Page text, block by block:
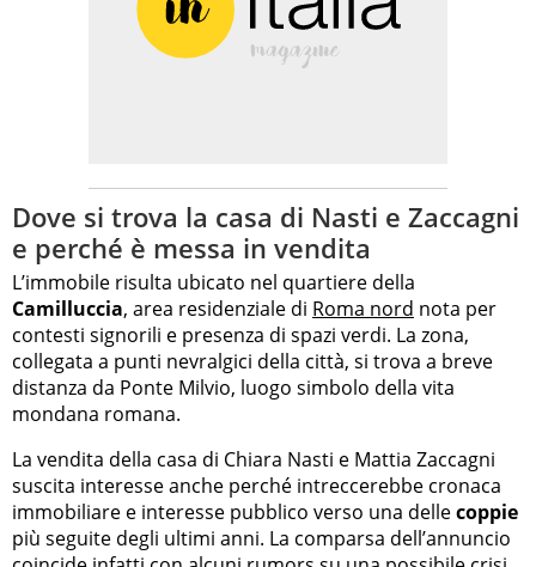
Dove si trova la casa di Nasti e Zaccagni
e perché è messa in vendita
L’immobile risulta ubicato nel quartiere della
Camilluccia, area residenziale di Roma nord nota per
contesti signorili e presenza di spazi verdi. La zona,
collegata a punti nevralgici della città, si trova a breve
distanza da Ponte Milvio, luogo simbolo della vita
mondana romana.
La vendita della casa di Chiara Nasti e Mattia Zaccagni
suscita interesse anche perché intreccerebbe cronaca
immobiliare e interesse pubblico verso una dellecoppie
più seguite degli ultimi anni. La comparsa dell’annuncio